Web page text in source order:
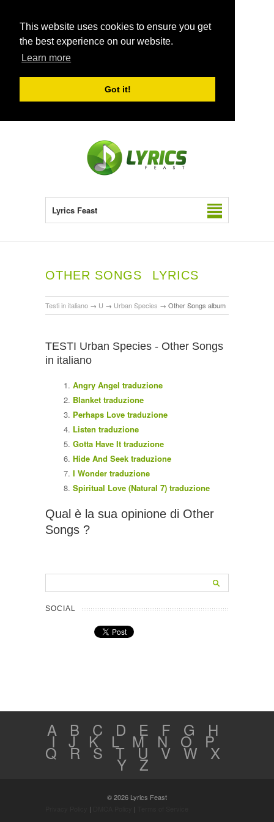
This website uses cookies to ensure you get
the best experience on our website.
Learn more
Got it!
Lyrics Feast
OTHER SONGS LYRICS
Testi in italiano → U → Urban Species → Other Songs album
TESTI Urban Species - Other Songs
in italiano
Angry Angel traduzione
Blanket traduzione
Perhaps Love traduzione
Listen traduzione
Gotta Have It traduzione
Hide And Seek traduzione
I Wonder traduzione
Spiritual Love (Natural 7) traduzione
Qual è la sua opinione di Other
Songs ?
SOCIAL
A B C D E F G H
I J K L M N O P
Q R S T U V W X
Y Z
© 2026 Lyrics Feast
| |